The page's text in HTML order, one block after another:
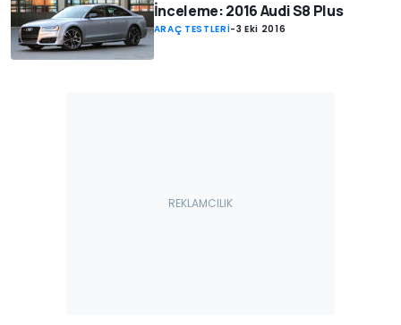
İnceleme: 2016 Audi S8 Plus
ARAÇ TESTLERİ-3 Eki 2016